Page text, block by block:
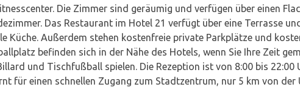
Die Zimmer sind geräumig und verfügen über einen
Das Restaurant im Hotel 21 verfügt über eine Terrasse
Küche. Außerdem stehen kostenfreie private Parkplätze und
befinden sich in der Nähe des Hotels, wenn Sie Ihre Zeit
und Tischfußball spielen. Die Rezeption ist von 8:00 bis 22:00
für einen schnellen Zugang zum Stadtzentrum, nur 5 km von